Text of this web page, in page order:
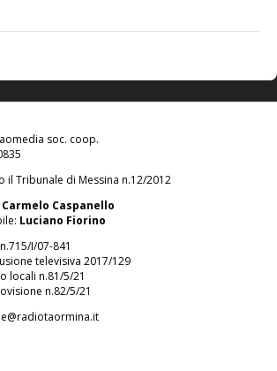
soc. coop.
il Tribunale di Messina n.12/2012
Carmelo Caspanello
Luciano Fiorino
I/07-841
televisiva 2017/129
locali n.81/5/21
n.82/5/21